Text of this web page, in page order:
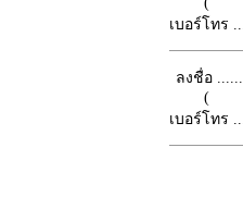
เบอร์โทร
ลงชื่อ
เบอร์โทร